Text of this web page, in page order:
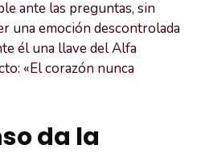
ante las preguntas, sin
una emoción descontrolada
él una llave del Alfa
«El corazón nunca
da la